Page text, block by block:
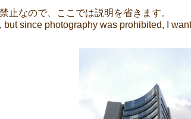
止なので、ここでは説明を省きます。
since photography was prohibited, I